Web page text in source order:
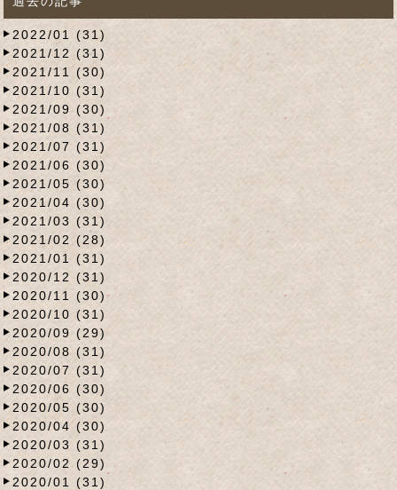
2022/01 (31)
2021/12 (31)
2021/11 (30)
2021/10 (31)
2021/09 (30)
2021/08 (31)
2021/07 (31)
2021/06 (30)
2021/05 (30)
2021/04 (30)
2021/03 (31)
2021/02 (28)
2021/01 (31)
2020/12 (31)
2020/11 (30)
2020/10 (31)
2020/09 (29)
2020/08 (31)
2020/07 (31)
2020/06 (30)
2020/05 (30)
2020/04 (30)
2020/03 (31)
2020/02 (29)
2020/01 (31)